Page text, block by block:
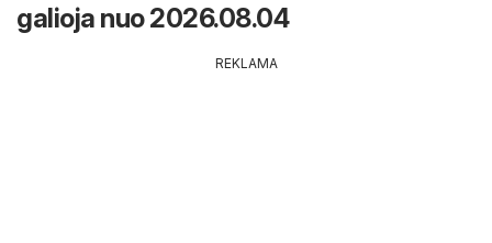
galioja nuo 2026.08.04
REKLAMA